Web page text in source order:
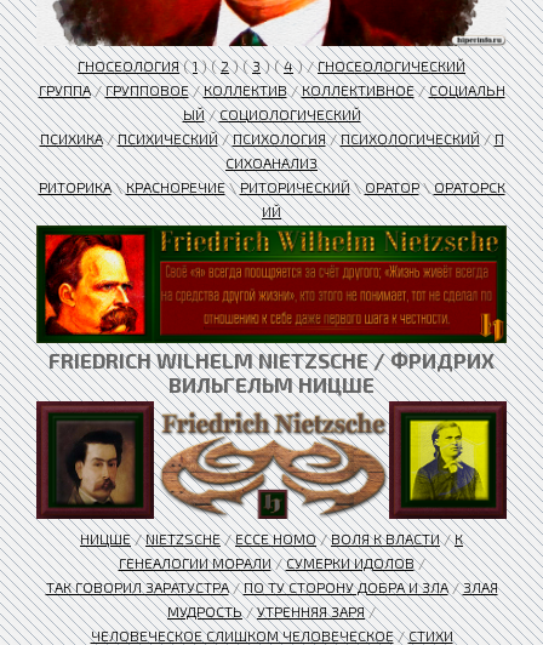
ГНОСЕОЛОГИЯ(1) (2) (3) (4) /ГНОСЕОЛОГИЧЕСКИЙ
ГРУППА/ГРУППОВОЕ/КОЛЛЕКТИВ/КОЛЛЕКТИВНОЕ/СОЦИАЛЬН
ЫЙ/СОЦИОЛОГИЧЕСКИЙ
ПСИХИКА/ПСИХИЧЕСКИЙ/ПСИХОЛОГИЯ/ПСИХОЛОГИЧЕСКИЙ/П
СИХОАНАЛИЗ
РИТОРИКА\КРАСНОРЕЧИЕ\РИТОРИЧЕСКИЙ\ОРАТОР\ОРАТОРСК
ИЙ
FRIEDRICH WILHELM NIETZSCHE / ФРИДРИХ
ВИЛЬГЕЛЬМ НИЦШЕ
НИЦШЕ/NIETZSCHE/ЕССЕ HOMO/ВОЛЯ К ВЛАСТИ/К
ГЕНЕАЛОГИИ МОРАЛИ/СУМЕРКИ ИДОЛОВ/
ТАК ГОВОРИЛ ЗАРАТУСТРА/ПО ТУ СТОРОНУ ДОБРА И ЗЛА/ЗЛАЯ
МУДРОСТЬ/УТРЕННЯЯ ЗАРЯ/
ЧЕЛОВЕЧЕСКОЕ СЛИШКОМ ЧЕЛОВЕЧЕСКОЕ/СТИХИ